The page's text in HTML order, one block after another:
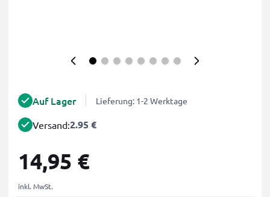
Auf Lager Lieferung: 1-2 Werktage
Versand:2.95 €
14,95 €
inkl. MwSt.